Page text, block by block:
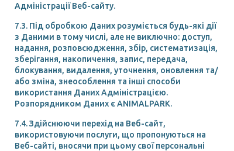
Адміністрації Веб-сайту.
7.3. Під обробкою Даних розуміється будь-які дії
з Даними в тому числі, але не виключно: доступ,
надання, розповсюдження, збір, систематизація,
зберігання, накопичення, запис, передача,
блокування, видалення, уточнення, оновлення та/
або зміна, знеособлення та інші способи
використання Даних Адміністрацією.
Розпорядником Даних є ANIMALPARK.
7.4. Здійснюючи перехід на Веб-сайт,
використовуючи послуги, що пропонуються на
Веб-сайті, вносячи при цьому свої персональні